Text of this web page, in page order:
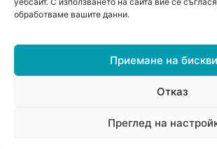
обработваме вашите данни.
Приемане на
Отказ
Преглед на